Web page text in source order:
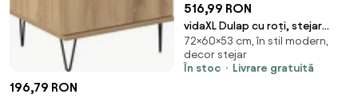
196,79 RON
516,99 RON
vidaXL Dulap cu roți, stejar
artizanal, 60x53x72 cm, lemn
prelucrat
72×60×53 cm, în stil modern,
decor stejar
În stoc
Livrare gratuită